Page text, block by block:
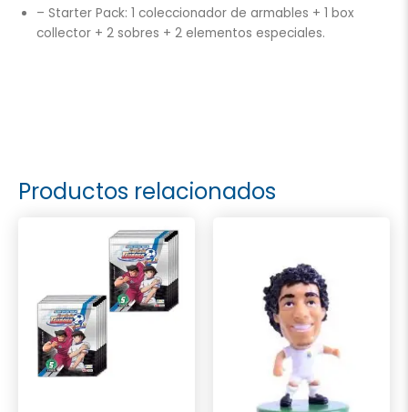
– Starter Pack: 1 coleccionador de armables + 1 box
collector + 2 sobres + 2 elementos especiales.
Productos relacionados